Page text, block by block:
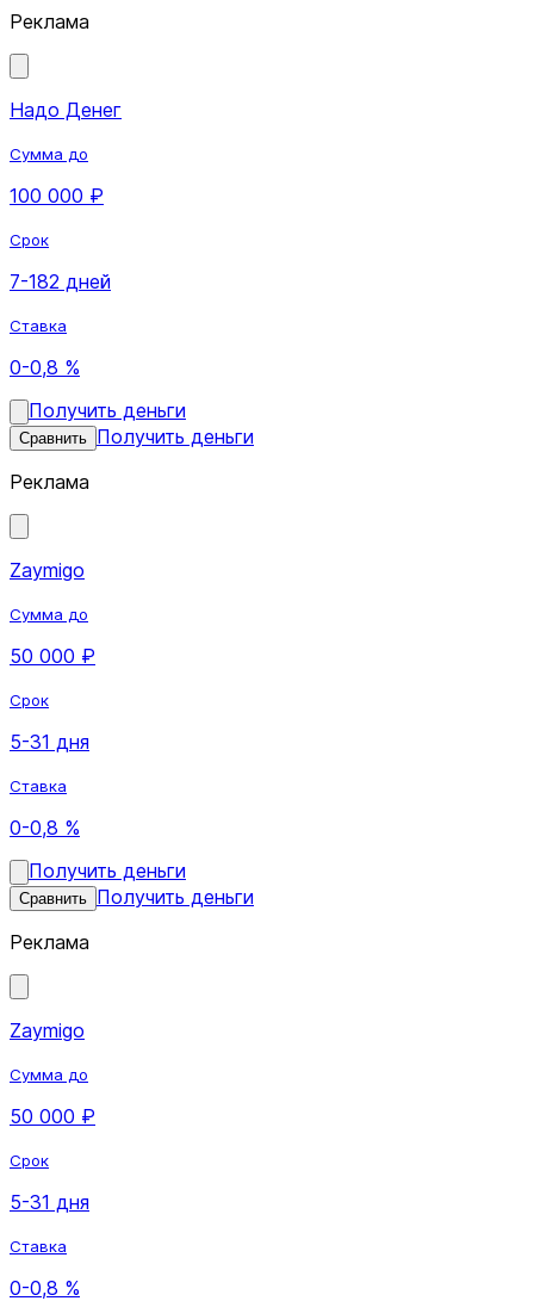
Реклама
Надо Денег
Сумма до
100 000 ₽
Срок
7-182 дней
Ставка
0-0,8 %
Получить деньги
Сравнить Получить деньги
Реклама
Zaymigo
Сумма до
50 000 ₽
Срок
5-31 дня
Ставка
0-0,8 %
Получить деньги
Сравнить Получить деньги
Реклама
Zaymigo
Сумма до
50 000 ₽
Срок
5-31 дня
Ставка
0-0,8 %